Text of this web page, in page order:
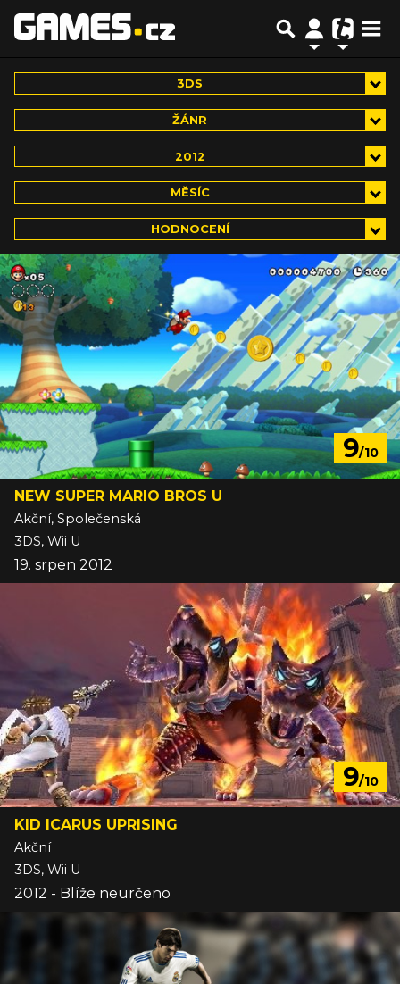
3DS
ŽÁNR
2012
MĚSÍC
HODNOCENÍ
9/10
NEW SUPER MARIO BROS U
Akční, Společenská
3DS, Wii U
19. srpen 2012
9/10
KID ICARUS UPRISING
Akční
3DS, Wii U
2012 - Blíže neurčeno